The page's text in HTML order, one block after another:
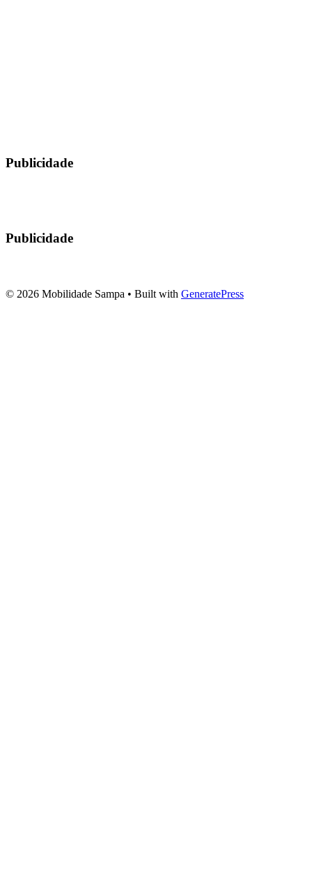
Publicidade
Publicidade
© 2026 Mobilidade Sampa • Built with GeneratePress